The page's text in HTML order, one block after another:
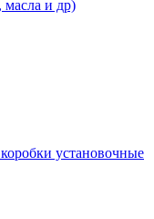
масла и др)
установочные